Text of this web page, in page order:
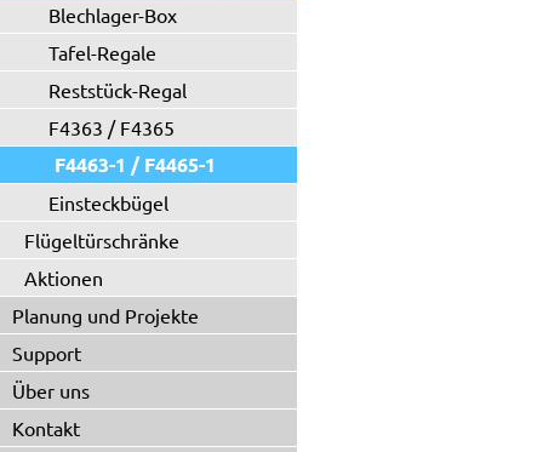
Blechlager-Box
Tafel-Regale
Reststück-Regal
F4363 / F4365
F4463-1 / F4465-1
Einsteckbügel
Flügeltürschränke
Aktionen
Planung und Projekte
Support
Über uns
Kontakt